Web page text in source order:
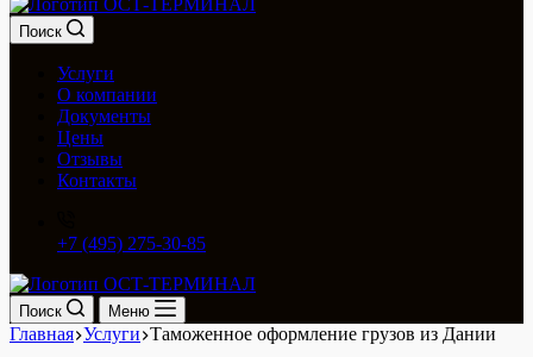
Поиск
Услуги
О компании
Документы
Цены
Отзывы
Контакты
+7 (495) 275-30-85
Поиск Меню
Главная Услуги Таможенное оформление грузов из Дании